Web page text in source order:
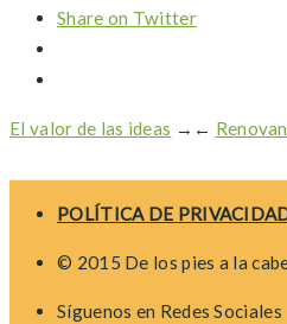
Share on Twitter
El valor de las ideas → ←
POLÍTICA DE
© 2015 De los pies a la
Síguenos en Redes Sociales